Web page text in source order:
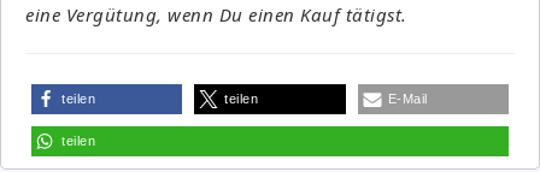
eine Vergütung, wenn Du einen Kauf tätigst.
teilen teilen E-Mail
teilen